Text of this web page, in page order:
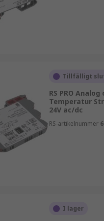
från en form till en
omvandlare (DAC)
är avgörande.
Tillfälligt
RS PRO
Temperatur
24V ac/dc
RS-artikelnummer
I lager